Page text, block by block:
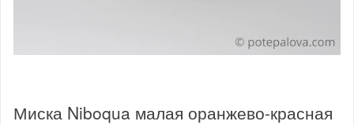
Миска Niboqua малая оранжево-красная